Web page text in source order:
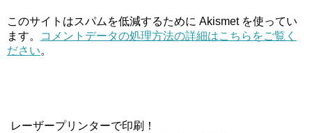
このサイトはスパムを低減するために Akismet を使ってい
ます。
コメントデータの処理方法の詳細はこちらをご覧く
ださい。
レーザープリンターで印刷！